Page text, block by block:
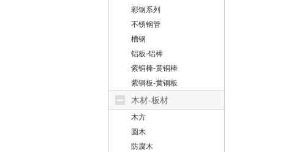
彩钢系列
不锈钢管
槽钢
铝板-铝棒
紫铜棒-黄铜棒
紫铜板-黄铜板
木材-板材
木方
圆木
防腐木